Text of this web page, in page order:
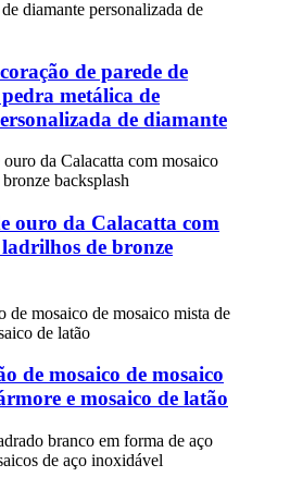
de parede de
metálica de
de diamante
ouro da Calacatta com
de bronze
de mosaico de mosaico
e mosaico de latão